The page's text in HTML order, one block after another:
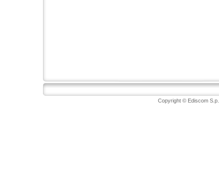
Copyright © Ediscom